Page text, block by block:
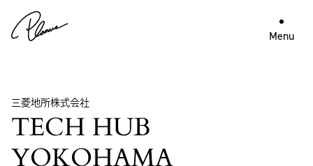
Menu
三菱地所株式会社
TECH HUB
YOKOHAMA